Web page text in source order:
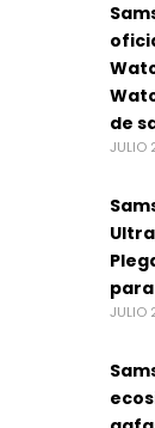
de
JULIO
JULIO